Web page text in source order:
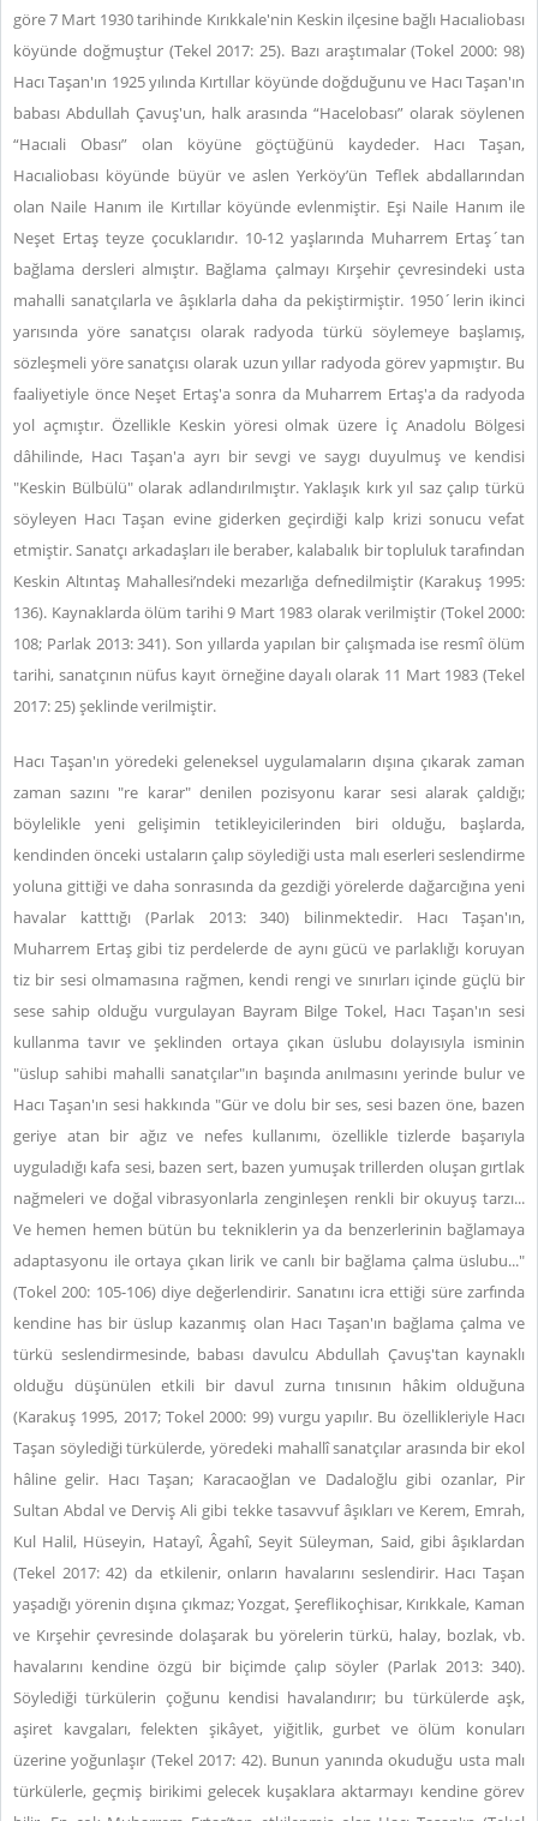
göre 7 Mart 1930 tarihinde Kırıkkale'nin Keskin ilçesine bağlı Hacıaliobası
köyünde doğmuştur (Tekel 2017: 25). Bazı araştımalar (Tokel 2000: 98)
Hacı Taşan'ın 1925 yılında Kırtıllar köyünde doğduğunu ve Hacı Taşan'ın
babası Abdullah Çavuş'un, halk arasında “Hacelobası” olarak söylenen
“Hacıali Obası” olan köyüne göçtüğünü kaydeder. Hacı Taşan,
Hacıaliobası köyünde büyür ve aslen Yerköy’ün Teflek abdallarından
olan Naile Hanım ile Kırtıllar köyünde evlenmiştir. Eşi Naile Hanım ile
Neşet Ertaş teyze çocuklarıdır. 10-12 yaşlarında Muharrem Ertaş´tan
bağlama dersleri almıştır. Bağlama çalmayı Kırşehir çevresindeki usta
mahalli sanatçılarla ve âşıklarla daha da pekiştirmiştir. 1950´lerin ikinci
yarısında yöre sanatçısı olarak radyoda türkü söylemeye başlamış,
sözleşmeli yöre sanatçısı olarak uzun yıllar radyoda görev yapmıştır. Bu
faaliyetiyle önce Neşet Ertaş'a sonra da Muharrem Ertaş'a da radyoda
yol açmıştır. Özellikle Keskin yöresi olmak üzere İç Anadolu Bölgesi
dâhilinde, Hacı Taşan'a ayrı bir sevgi ve saygı duyulmuş ve kendisi
"Keskin Bülbülü" olarak adlandırılmıştır. Yaklaşık kırk yıl saz çalıp türkü
söyleyen Hacı Taşan evine giderken geçirdiği kalp krizi sonucu vefat
etmiştir. Sanatçı arkadaşları ile beraber, kalabalık bir topluluk tarafından
Keskin Altıntaş Mahallesi’ndeki mezarlığa defnedilmiştir (Karakuş 1995:
136). Kaynaklarda ölüm tarihi 9 Mart 1983 olarak verilmiştir (Tokel 2000:
108; Parlak 2013: 341). Son yıllarda yapılan bir çalışmada ise resmî ölüm
tarihi, sanatçının nüfus kayıt örneğine dayalı olarak 11 Mart 1983 (Tekel
2017: 25) şeklinde verilmiştir.
Hacı Taşan'ın yöredeki geleneksel uygulamaların dışına çıkarak zaman
zaman sazını "re karar" denilen pozisyonu karar sesi alarak çaldığı;
böylelikle yeni gelişimin tetikleyicilerinden biri olduğu, başlarda,
kendinden önceki ustaların çalıp söylediği usta malı eserleri seslendirme
yoluna gittiği ve daha sonrasında da gezdiği yörelerde dağarcığına yeni
havalar katttığı (Parlak 2013: 340) bilinmektedir. Hacı Taşan'ın,
Muharrem Ertaş gibi tiz perdelerde de aynı gücü ve parlaklığı koruyan
tiz bir sesi olmamasına rağmen, kendi rengi ve sınırları içinde güçlü bir
sese sahip olduğu vurgulayan Bayram Bilge Tokel, Hacı Taşan'ın sesi
kullanma tavır ve şeklinden ortaya çıkan üslubu dolayısıyla isminin
"üslup sahibi mahalli sanatçılar"ın başında anılmasını yerinde bulur ve
Hacı Taşan'ın sesi hakkında "Gür ve dolu bir ses, sesi bazen öne, bazen
geriye atan bir ağız ve nefes kullanımı, özellikle tizlerde başarıyla
uyguladığı kafa sesi, bazen sert, bazen yumuşak trillerden oluşan gırtlak
nağmeleri ve doğal vibrasyonlarla zenginleşen renkli bir okuyuş tarzı...
Ve hemen hemen bütün bu tekniklerin ya da benzerlerinin bağlamaya
adaptasyonu ile ortaya çıkan lirik ve canlı bir bağlama çalma üslubu..."
(Tokel 200: 105-106) diye değerlendirir. Sanatını icra ettiği süre zarfında
kendine has bir üslup kazanmış olan Hacı Taşan'ın bağlama çalma ve
türkü seslendirmesinde, babası davulcu Abdullah Çavuş'tan kaynaklı
olduğu düşünülen etkili bir davul zurna tınısının hâkim olduğuna
(Karakuş 1995, 2017; Tokel 2000: 99) vurgu yapılır. Bu özellikleriyle Hacı
Taşan söylediği türkülerde, yöredeki mahallî sanatçılar arasında bir ekol
hâline gelir. Hacı Taşan; Karacaoğlan ve Dadaloğlu gibi ozanlar, Pir
Sultan Abdal ve Derviş Ali gibi tekke tasavvuf âşıkları ve Kerem, Emrah,
Kul Halil, Hüseyin, Hatayî, Âgahî, Seyit Süleyman, Said, gibi âşıklardan
(Tekel 2017: 42) da etkilenir, onların havalarını seslendirir. Hacı Taşan
yaşadığı yörenin dışına çıkmaz; Yozgat, Şereflikoçhisar, Kırıkkale, Kaman
ve Kırşehir çevresinde dolaşarak bu yörelerin türkü, halay, bozlak, vb.
havalarını kendine özgü bir biçimde çalıp söyler (Parlak 2013: 340).
Söylediği türkülerin çoğunu kendisi havalandırır; bu türkülerde aşk,
aşiret kavgaları, felekten şikâyet, yiğitlik, gurbet ve ölüm konuları
üzerine yoğunlaşır (Tekel 2017: 42). Bunun yanında okuduğu usta malı
türkülerle, geçmiş birikimi gelecek kuşaklara aktarmayı kendine görev